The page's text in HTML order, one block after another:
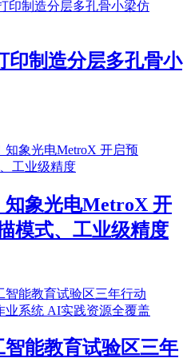
印制造分层多孔骨小
知象光电MetroX 开
模式、工业级精度
能教育试验区三年